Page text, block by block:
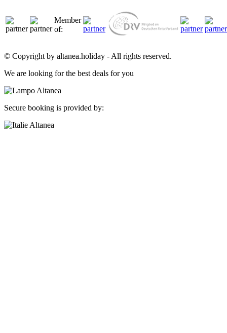
Member
of:
© Copyright by altanea.holiday - All rights reserved.
We are looking for the best deals for you
Secure booking is provided by: